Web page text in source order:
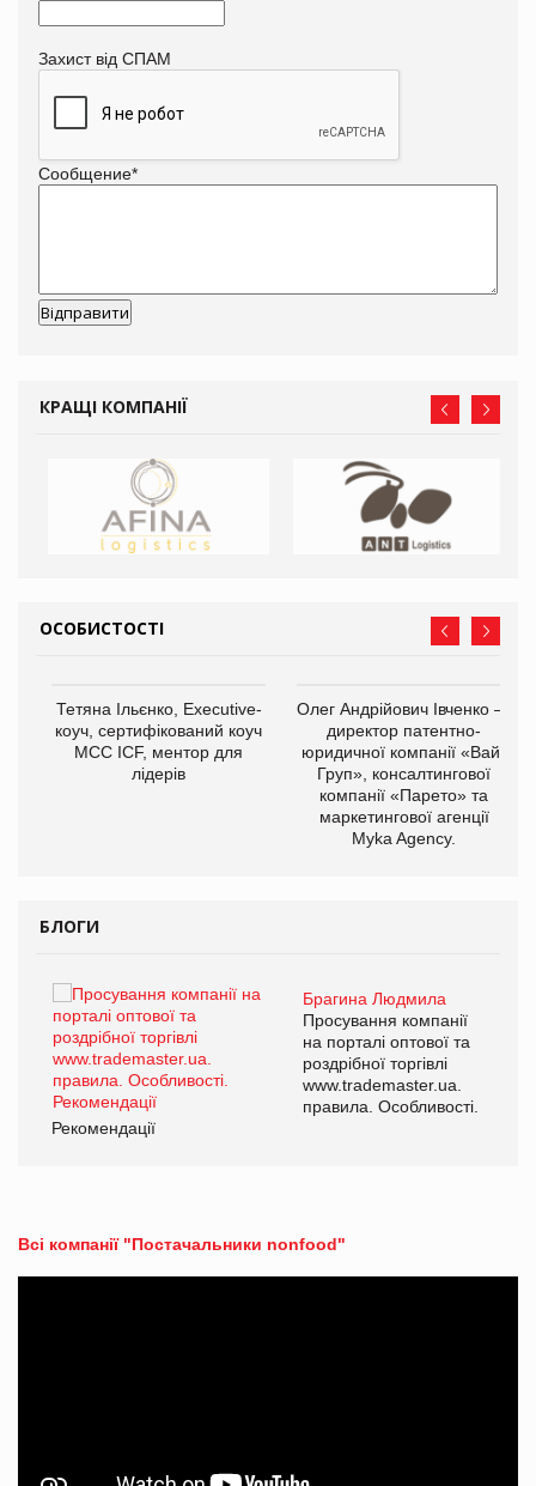
Захист від СПАМ
Сообщение*
КРАЩІ КОМПАНІЇ
ОСОБИСТОСТІ
Тетяна Ільєнко, Executive-
коуч, сертифікований коуч
МСС ICF, ментор для
лідерів
Олег Андрійович Івченко —
директор патентно-
юридичної компанії «Вайз
Груп», консалтингової
компанії «Парето» та
маркетингової агенції
Myka Agency.
БЛОГИ
Брагина Людмила
Просування компанії
на порталі оптової та
роздрібної торгівлі
www.trademaster.ua.
правила. Особливості.
Рекомендації
Всі компанії "Постачальники nonfood"